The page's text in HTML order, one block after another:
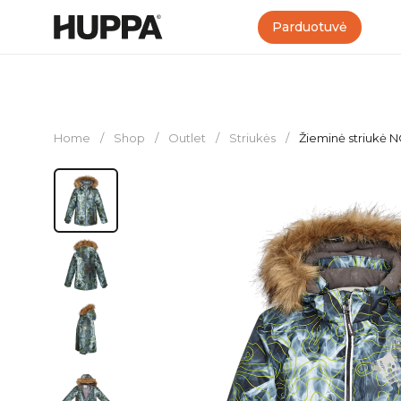
Parduotuvė
Home / Shop / Outlet / Striukės / Žieminė striukė